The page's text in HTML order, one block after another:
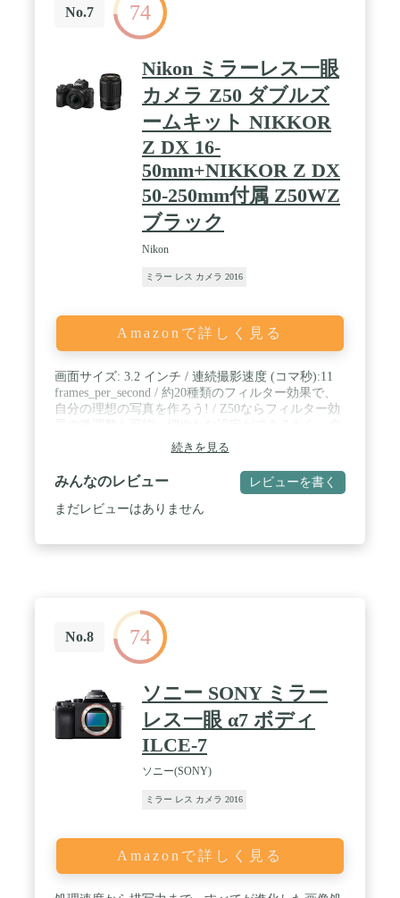
No.7 74
Nikon ミラーレス一眼
カメラ Z50 ダブルズ
ームキット NIKKOR
Z DX 16-
50mm+NIKKOR Z DX
50-250mm付属 Z50WZ
ブラック
Nikon
ミラー レス カメラ 2016
Amazonで詳しく見る
画面サイズ: 3.2 インチ / 連続撮影速度 (コマ秒):11
frames_per_second / 約20種類のフィルター効果で、
自分の理想の写真を作ろう! / Z50ならフィルター効
分だけの1枚を写せます。 / ファインダーも付いた
カメラらしいデザインだけど、沈胴式のレンズでと
てもコンパクト。 / しっかりとした深いグリップは
持ちやすく、長時間の持ち歩きでも疲れない! /
Nikonだから作れる優秀キットレンズで、スマホで
続きを見る
みんなのレビュー レビューを書く
まだレビューはありません
No.8 74
ソニー SONY ミラー
レス一眼 α7 ボディ
ILCE-7
ソニー(SONY)
ミラー レス カメラ 2016
Amazonで詳しく見る